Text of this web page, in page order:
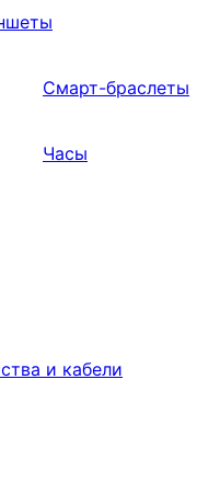
Смарт-браслеты
Часы
и кабели